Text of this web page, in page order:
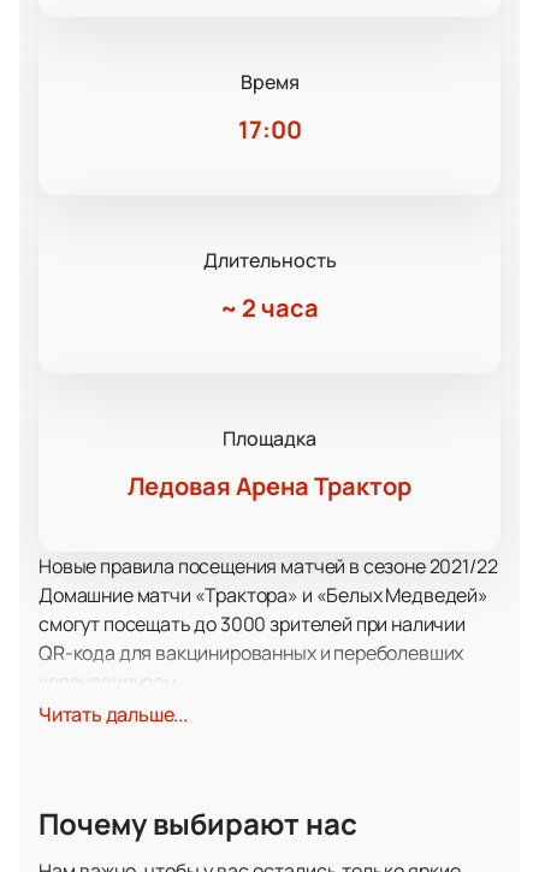
Время
17:00
Длительность
~ 2 часа
Площадка
Ледовая Арена Трактор
Новые правила посещения матчей в сезоне 2021/22
Домашние матчи «Трактора» и «Белых Медведей»
смогут посещать до 3000 зрителей при наличии
QR-кода для вакцинированных и переболевших
коронавирусом.
Решение принято по согласованию с
коронавирусной инфекции
Читать дальше...
Почему выбирают нас